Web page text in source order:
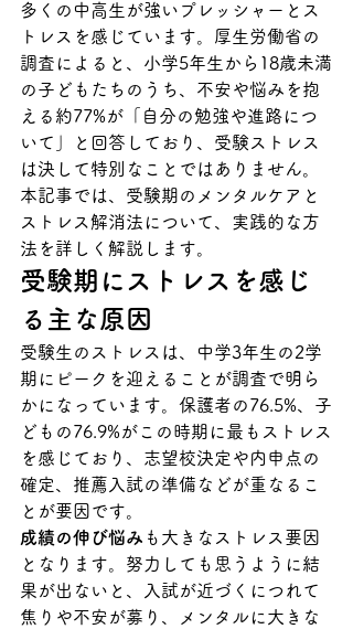
多くの中高生が強いプレッシャーとス
トレスを感じています。厚生労働省の
調査によると、小学5年生から18歳未満
の子どもたちのうち、不安や悩みを抱
える約77%が「自分の勉強や進路につ
いて」と回答しており、受験ストレス
は決して特別なことではありません。
本記事では、受験期のメンタルケアと
ストレス解消法について、実践的な方
法を詳しく解説します。
受験期にストレスを感じ
る主な原因
受験生のストレスは、中学3年生の2学
期にピークを迎えることが調査で明ら
かになっています。保護者の76.5%、子
どもの76.9%がこの時期に最もストレス
を感じており、志望校決定や内申点の
確定、推薦入試の準備などが重なるこ
とが要因です。
成績の伸び悩み も大きなストレス要因
となります。努力しても思うように結
果が出ないと、入試が近づくにつれて
焦りや不安が募り、メンタルに大きな